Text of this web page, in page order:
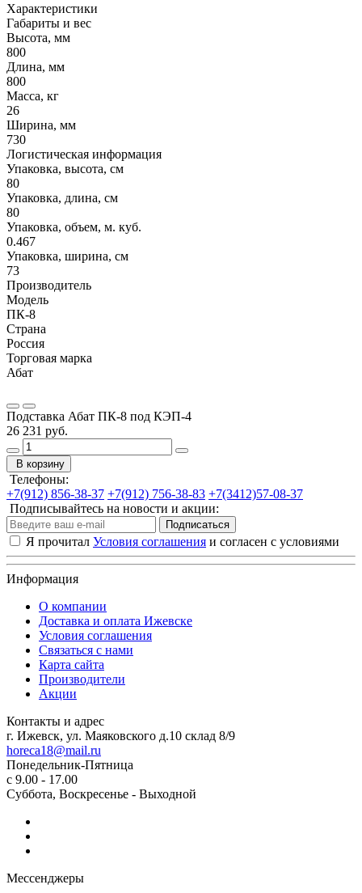
Характеристики
Габариты и вес
Высота, мм
800
Длина, мм
800
Масса, кг
26
Ширина, мм
730
Логистическая информация
Упаковка, высота, см
80
Упаковка, длина, см
80
Упаковка, объем, м. куб.
0.467
Упаковка, ширина, см
73
Производитель
Модель
ПК-8
Страна
Россия
Торговая марка
Абат
Подставка Абат ПК-8 под КЭП-4
26 231 руб.
В корзину
Телефоны:
+7(912) 856-38-37 +7(912) 756-38-83 +7(3412)57-08-37
Подписывайтесь на новости и акции:
Подписаться
Я прочитал Условия соглашения и согласен с условиями
Информация
О компании
Доставка и оплата Ижевске
Условия соглашения
Связаться с нами
Карта сайта
Производители
Акции
Контакты и адрес
г. Ижевск, ул. Маяковского д.10 склад 8/9
horeca18@mail.ru
Понедельник-Пятница
с 9.00 - 17.00
Суббота, Воскресенье - Выходной
Мессенджеры